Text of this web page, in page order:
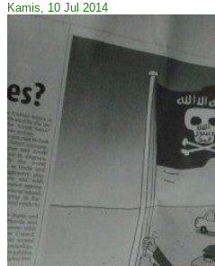
Kamis, 10 Jul 2014